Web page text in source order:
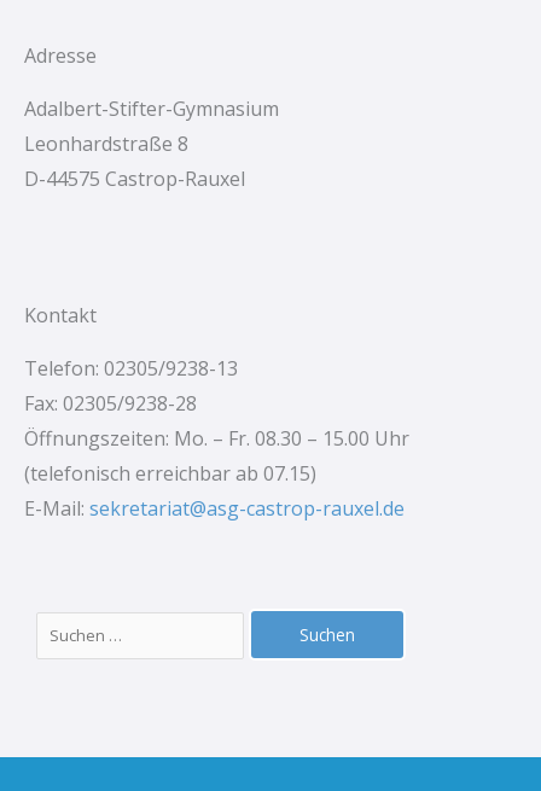
Adresse
Adalbert-Stifter-Gymnasium
Leonhardstraße 8
D-44575 Castrop-Rauxel
Kontakt
Telefon: 02305/9238-13
Fax: 02305/9238-28
Öffnungszeiten: Mo. – Fr. 08.30 – 15.00 Uhr
(telefonisch erreichbar ab 07.15)
E-Mail: sekretariat@asg-castrop-rauxel.de
Suchen
nach: